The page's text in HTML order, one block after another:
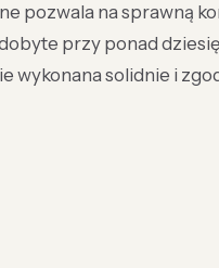
pozwala na sprawną
przy ponad
wykonana solidnie i